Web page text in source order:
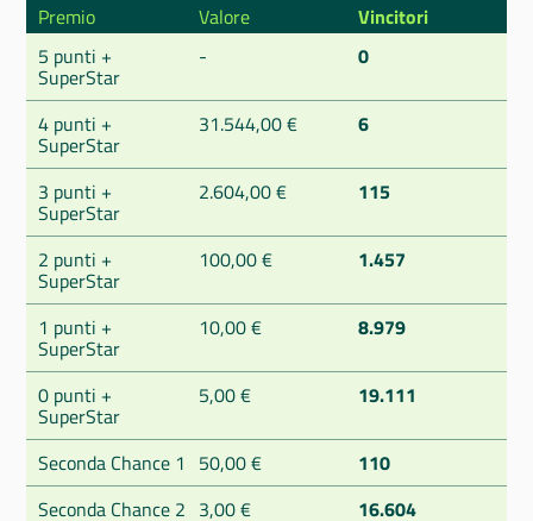
Premio
Valore
Vincitori
5 punti +
SuperStar
- 0
4 punti +
SuperStar
31.544,00 € 6
3 punti +
SuperStar
2.604,00 € 115
2 punti +
SuperStar
100,00 € 1.457
1 punti +
SuperStar
10,00 € 8.979
0 punti +
SuperStar
5,00 € 19.111
Seconda Chance 1 50,00 €
110
Seconda Chance 2 3,00 € 16.604